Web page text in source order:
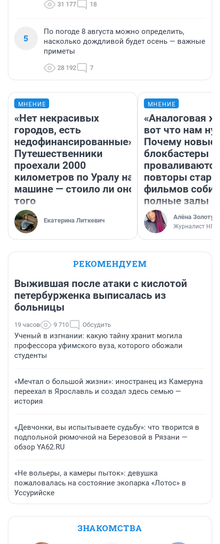
31 177 18
5
По погоде 8 августа можно определить,
насколько дождливой будет осень — важные
приметы
28 192 7
МНЕНИЕ
«Нет некрасивых
городов, есть
недофинансированные».
Путешественники
проехали 2000
километров по Уралу на
машине — стоило ли оно
того
Екатерина Литкевич
МНЕНИЕ
«Аналоговая
вот что нам
Почему новые
блокбастеры
повторы
фильмов
полные залы
Алёна
Журналист НГС
РЕКОМЕНДУЕМ
Выжившая после атаки с кислотой
петербурженка выписалась из
больницы
19 часов 9 710 Обсудить
Ученый в изгнании: какую тайну хранит могила
профессора уфимского вуза, которого обожали
студенты
«Мечтал о большой жизни»: иностранец из Камеруна
переехал в Ярославль и создал здесь семью —
история
«Девчонки, вы испытываете судьбу»: что творится в
подпольной рюмочной на Березовой в Рязани —
обзор YA62.RU
«Не вольеры, а камеры пыток»: девушка
пожаловалась на состояние экопарка «Лотос» в
Уссурийске
ЗНАКОМСТВА